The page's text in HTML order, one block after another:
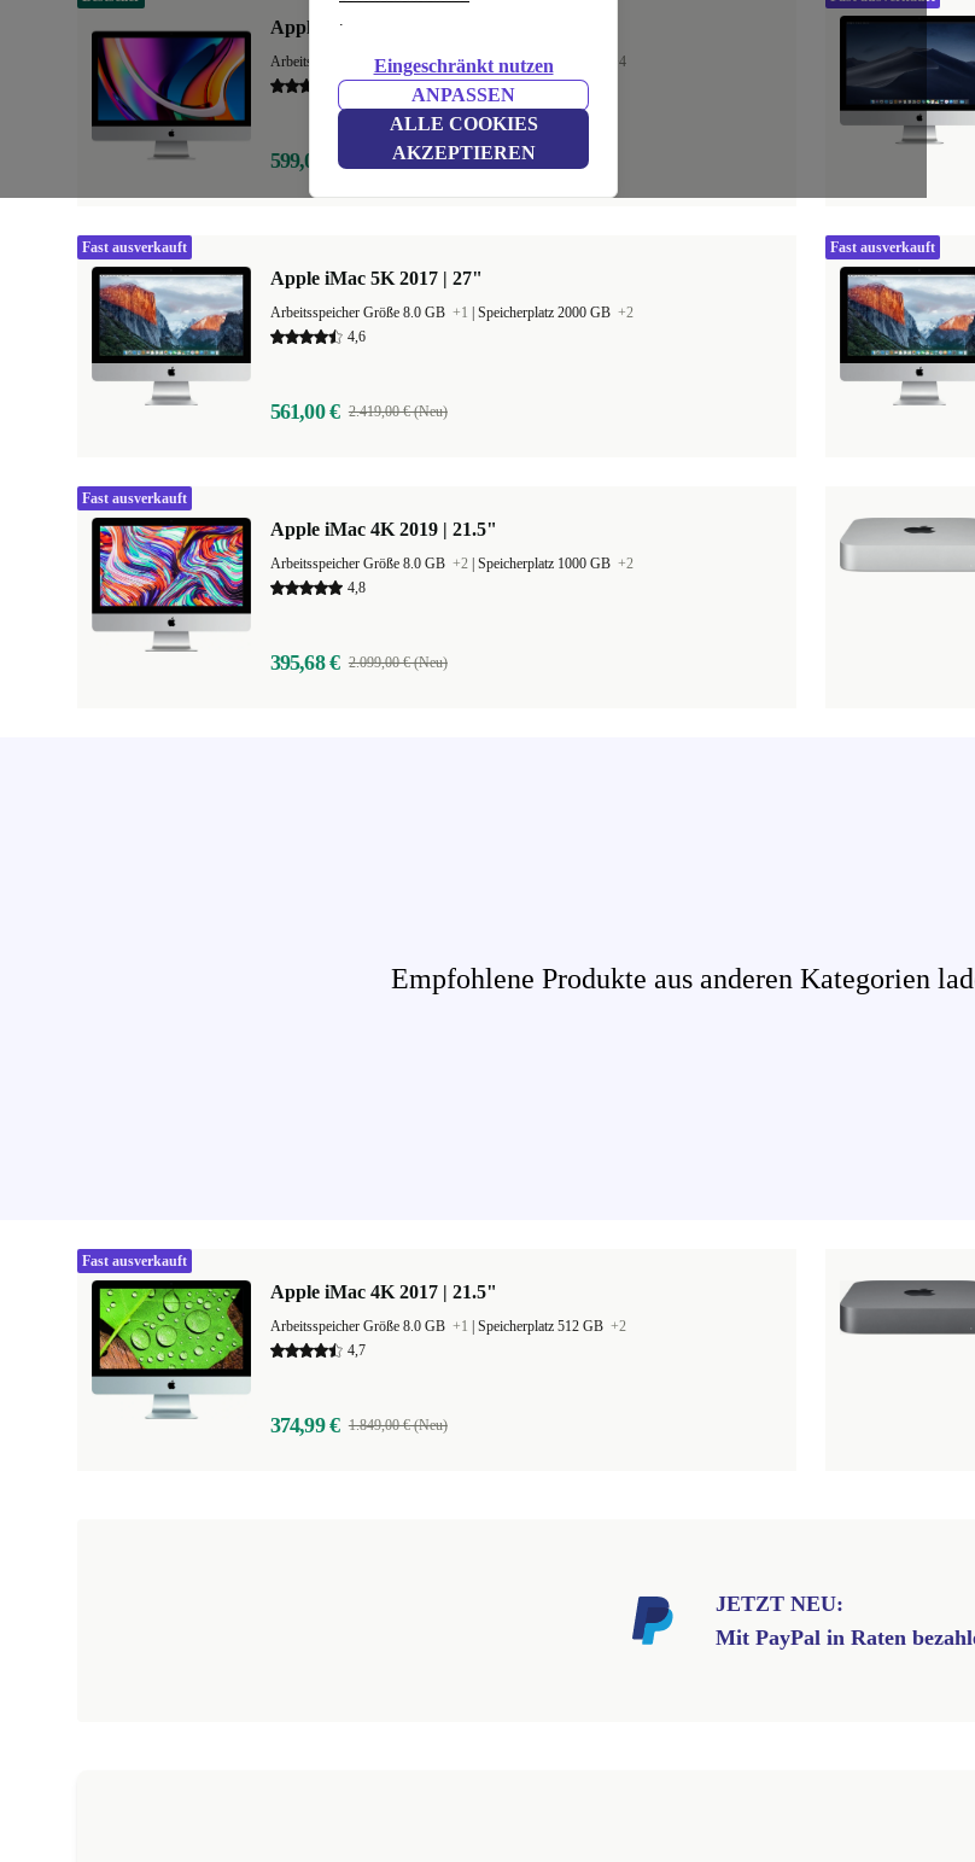
.
Eingeschränkt nutzen
ANPASSEN
ALLE COOKIES
AKZEPTIEREN
Apple iMac 5K 2020 | 27"
Arbeitsspeicher Größe 8.0 GB+3 |Speicherplatz 256 GB
+4
4,9
599,00 € 1.999,00 € (Neu)
Apple iMac 5K 2017 | 27"
Arbeitsspeicher Größe 8.0 GB +1 Speicherplatz 2000 GB +2
4,6
561,00 € 2.419,00 € (Neu)
Fast ausverkauft Fast ausverkauft
Apple iMac 4K 2019 | 21.5"
Arbeitsspeicher Größe 8.0 GB +2 Speicherplatz 1000 GB +2
4,8
395,68 € 2.099,00 € (Neu)
Fast ausverkauft
Empfohlene Produkte aus anderen Kategorien
Apple iMac 4K 2017 | 21.5"
Arbeitsspeicher Größe 8.0 GB +1 Speicherplatz 512 GB +2
4,7
374,99 € 1.849,00 € (Neu)
Fast ausverkauft
JETZT NEU:
Mit PayPal in Raten